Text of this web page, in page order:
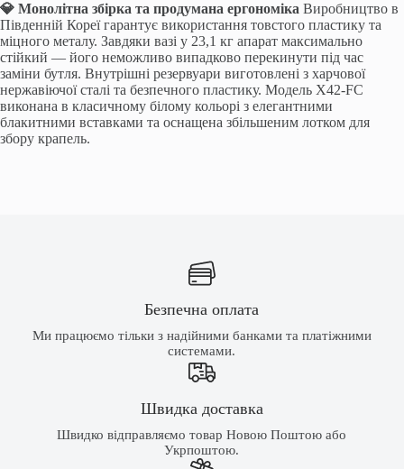
💎 Монолітна збірка та продумана ергономіка Виробництво в
Південній Кореї гарантує використання товстого пластику та
міцного металу. Завдяки вазі у 23,1 кг апарат максимально
стійкий — його неможливо випадково перекинути під час
заміни бутля. Внутрішні резервуари виготовлені з харчової
нержавіючої сталі та безпечного пластику. Модель X42-FC
виконана в класичному білому кольорі з елегантними
блакитними вставками та оснащена збільшеним лотком для
збору крапель.
Безпечна оплата
Ми працюємо тільки з надійними банками та платіжними
системами.
Швидка доставка
Швидко відправляємо товар Новою Поштою або
Укрпоштою.